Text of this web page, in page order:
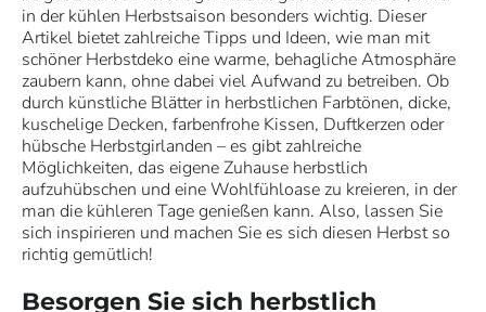
in der kühlen Herbstsaison besonders wichtig. Dieser
Artikel bietet zahlreiche Tipps und Ideen, wie man mit
schöner Herbstdeko eine warme, behagliche Atmosphäre
zaubern kann, ohne dabei viel Aufwand zu betreiben. Ob
durch künstliche Blätter in herbstlichen Farbtönen, dicke,
kuschelige Decken, farbenfrohe Kissen, Duftkerzen oder
hübsche Herbstgirlanden – es gibt zahlreiche
Möglichkeiten, das eigene Zuhause herbstlich
aufzuhübschen und eine Wohlfühloase zu kreieren, in der
man die kühleren Tage genießen kann. Also, lassen Sie
sich inspirieren und machen Sie es sich diesen Herbst so
richtig gemütlich!
Besorgen Sie sich herbstlich